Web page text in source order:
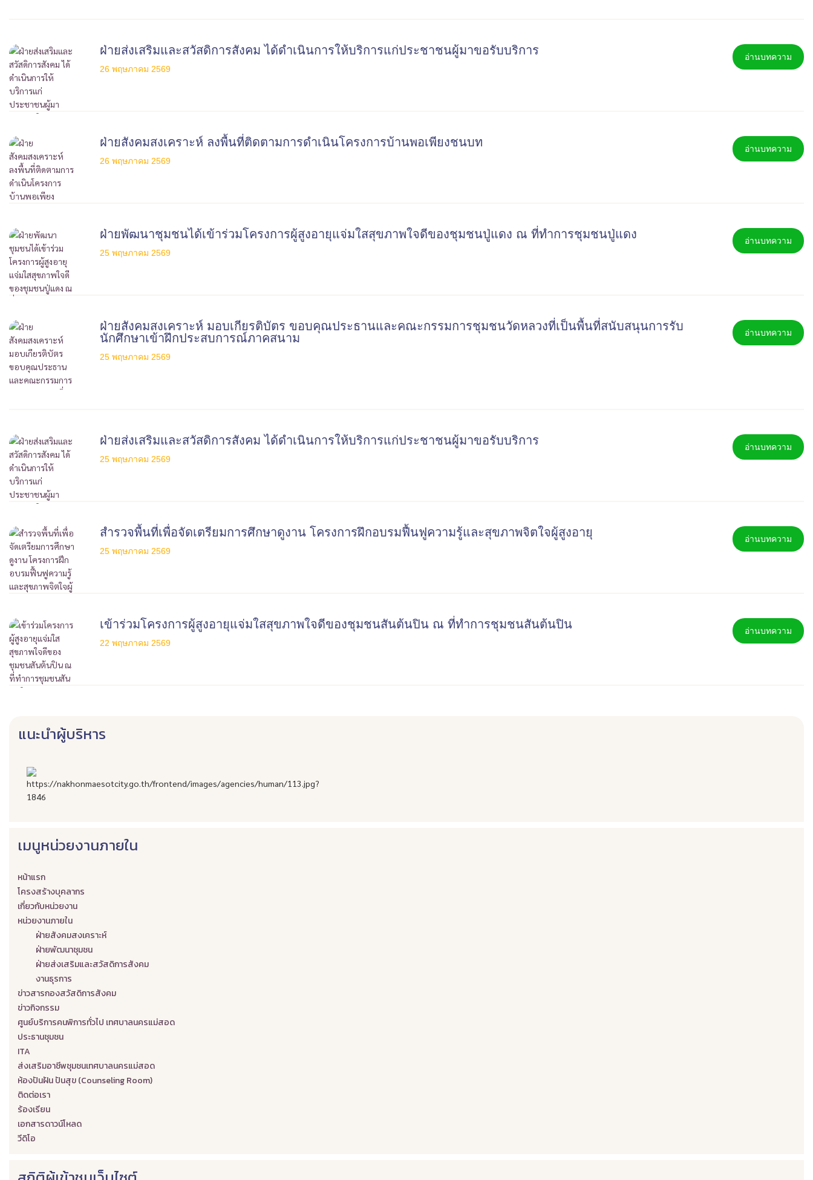
ฝ่ายส่งเสริมและสวัสดิการสังคม ได้ดำเนินการให้บริการแก่ประชาชนผู้มาขอรับบริการ
26 พฤษภาคม 2569
อ่านบทความ
ฝ่ายสังคมสงเคราะห์ ลงพื้นที่ติดตามการดำเนินโครงการบ้านพอเพียงชนบท
26 พฤษภาคม 2569
อ่านบทความ
ฝ่ายพัฒนาชุมชนได้เข้าร่วมโครงการผู้สูงอายุแจ่มใสสุขภาพใจดีของชุมชนปู่แดง ณ ที่ทำการชุมชนปู่แดง
25 พฤษภาคม 2569
อ่านบทความ
ฝ่ายสังคมสงเคราะห์ มอบเกียรติบัตร ขอบคุณประธานและคณะกรรมการชุมชนวัดหลวงที่เป็นพื้นที่สนับสนุนการรับ
นักศึกษาเข้าฝึกประสบการณ์ภาคสนาม
25 พฤษภาคม 2569
อ่านบทความ
ฝ่ายส่งเสริมและสวัสดิการสังคม ได้ดำเนินการให้บริการแก่ประชาชนผู้มาขอรับบริการ
25 พฤษภาคม 2569
อ่านบทความ
สำรวจพื้นที่เพื่อจัดเตรียมการศึกษาดูงาน โครงการฝึกอบรมฟื้นฟูความรู้และสุขภาพจิตใจผู้สูงอายุ
25 พฤษภาคม 2569
อ่านบทความ
เข้าร่วมโครงการผู้สูงอายุแจ่มใสสุขภาพใจดีของชุมชนสันต้นปิน ณ ที่ทำการชุมชนสันต้นปิน
22 พฤษภาคม 2569
อ่านบทความ
แนะนำผู้บริหาร
เมนูหน่วยงานภายใน
หน้าแรก
โครงสร้างบุคลากร
เกี่ยวกับหน่วยงาน
หน่วยงานภายใน
ฝ่ายสังคมสงเคราะห์
ฝ่ายพัฒนาชุมชน
ฝ่ายส่งเสริมและสวัสดิการสังคม
งานธุรการ
ข่าวสารกองสวัสดิการสังคม
ข่าวกิจกรรม
ศูนย์บริการคนพิการทั่วไป เทศบาลนครแม่สอด
ประธานชุมชน
ITA
ส่งเสริมอาชีพชุมชนเทศบาลนครแม่สอด
ห้องปันฝัน ปันสุข (Counseling Room)
ติดต่อเรา
ร้องเรียน
เอกสารดาวน์โหลด
วีดิโอ